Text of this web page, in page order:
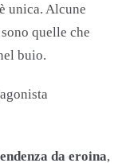
unica. Alcune
quelle che
buio.
da eroina,